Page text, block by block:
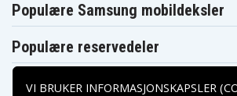
Populære Samsung mobildeksler
Populære reservedeler
VI BRUKER INFORMASJONSKAPSLER